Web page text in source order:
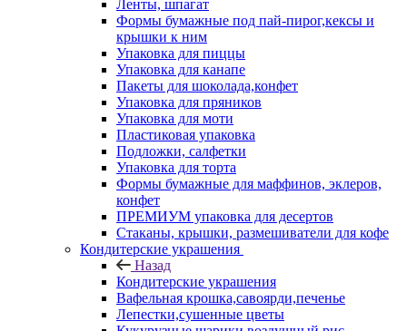
Ленты, шпагат
Формы бумажные под пай-пирог,кексы и
крышки к ним
Упаковка для пиццы
Упаковка для канапе
Пакеты для шоколада,конфет
Упаковка для пряников
Упаковка для моти
Пластиковая упаковка
Подложки, салфетки
Упаковка для торта
Формы бумажные для маффинов, эклеров,
конфет
ПРЕМИУМ упаковка для десертов
Стаканы, крышки, размешиватели для кофе
Кондитерские украшения
Назад
Кондитерские украшения
Вафельная крошка,савоярди,печенье
Лепестки,сушенные цветы